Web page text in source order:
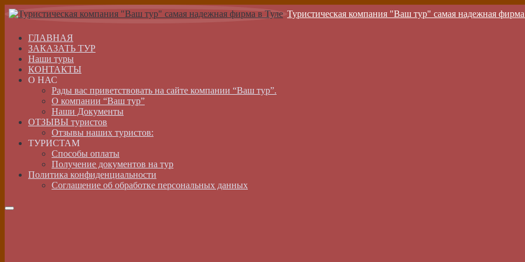
Туристическая компания "Ваш тур" самая надежная
ГЛАВНАЯ
ЗАКАЗАТЬ ТУР
Наши туры
КОНТАКТЫ
О НАС
Рады вас приветствовать на сайте компании “Ваш тур”.
О компании “Ваш тур”
Наши Документы
ОТЗЫВЫ туристов
Отзывы наших туристов:
ТУРИСТАМ
Способы оплаты
Получение документов на тур
Политика конфиденциальности
Соглашение об обработке персональных данных